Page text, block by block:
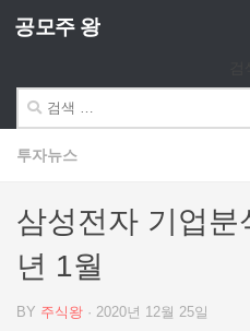
Skip to content
공모주 왕
색:
투자뉴스
삼성전자 기업
년 1월
BY 주식왕 · 2020년 12월 25일